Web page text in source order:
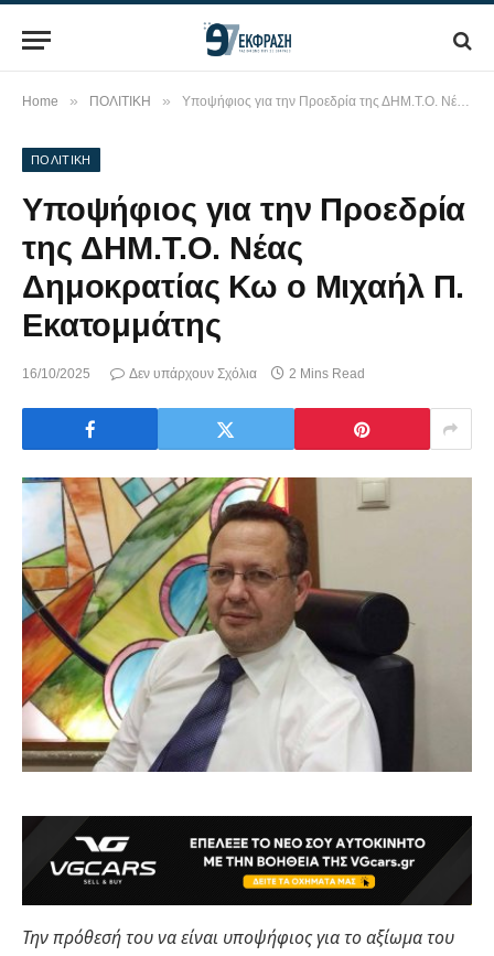
Home » ΠΟΛΙΤΙΚΗ » Υποψήφιος για την Προεδρία της ΔΗΜ.Τ.Ο. Νέας Δημοκρατίας Κω ο Μιχαήλ Π. Εκατομμάτης
ΠΟΛΙΤΙΚΗ
Υποψήφιος για την Προεδρία
της ΔΗΜ.Τ.Ο. Νέας
Δημοκρατίας Κω ο Μιχαήλ Π.
Εκατομμάτης
16/10/2025 Δεν υπάρχουν Σχόλια 2 Mins Read
Την πρόθεσή του να είναι υποψήφιος για το αξίωμα του